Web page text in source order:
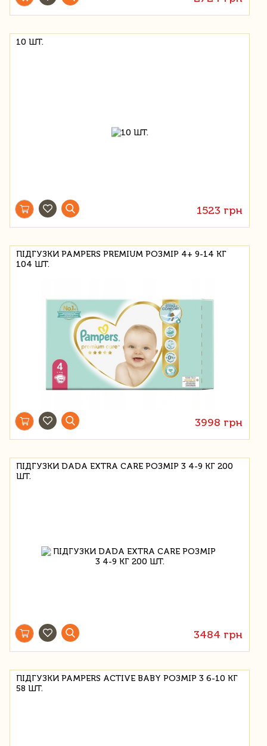
10 ШТ.
1523 грн
ПІДГУЗКИ PAMPERS PREMIUM РОЗМІР 4+ 9-14 КГ
104 ШТ.
3998 грн
ПІДГУЗКИ DADA EXTRA CARE РОЗМІР 3 4-9 КГ 200
ШТ.
3484 грн
ПІДГУЗКИ PAMPERS ACTIVE BABY РОЗМІР 3 6-10 КГ
58 ШТ.